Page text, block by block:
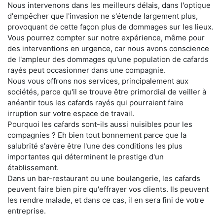
Nous intervenons dans les meilleurs délais, dans l'optique
d'empêcher que l'invasion ne s'étende largement plus,
provoquant de cette façon plus de dommages sur les lieux.
Vous pourrez compter sur notre expérience, même pour
des interventions en urgence, car nous avons conscience
de l'ampleur des dommages qu'une population de cafards
rayés peut occasionner dans une compagnie.
Nous vous offrons nos services, principalement aux
sociétés, parce qu'il se trouve être primordial de veiller à
anéantir tous les cafards rayés qui pourraient faire
irruption sur votre espace de travail.
Pourquoi les cafards sont-ils aussi nuisibles pour les
compagnies ? Eh bien tout bonnement parce que la
salubrité s'avère être l'une des conditions les plus
importantes qui déterminent le prestige d'un
établissement.
Dans un bar-restaurant ou une boulangerie, les cafards
peuvent faire bien pire qu'effrayer vos clients. Ils peuvent
les rendre malade, et dans ce cas, il en sera fini de votre
entreprise.